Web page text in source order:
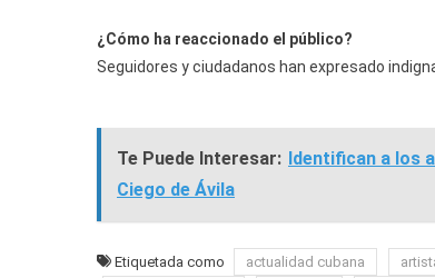
¿Cómo ha reaccionado el público?
Seguidores y ciudadanos han expresado
Te Puede Interesar: Identifican a los
Ciego de Ávila
Etiquetada como actualidad cubana